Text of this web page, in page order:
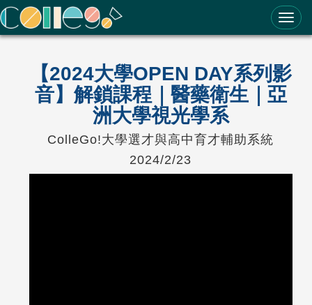
ColleGo! 大學選才與高中育才輔助系統
【2024大學OPEN DAY系列影
音】解鎖課程｜醫藥衛生｜亞
洲大學視光學系
ColleGo!大學選才與高中育才輔助系統
2024/2/23